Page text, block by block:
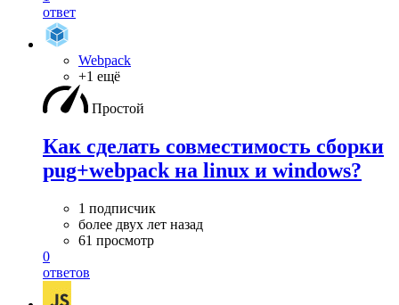
ответ
Webpack
+1 ещё
Простой
Как сделать совместимость сборки
pug+webpack на linux и windows?
1 подписчик
более двух лет назад
61 просмотр
0
ответов